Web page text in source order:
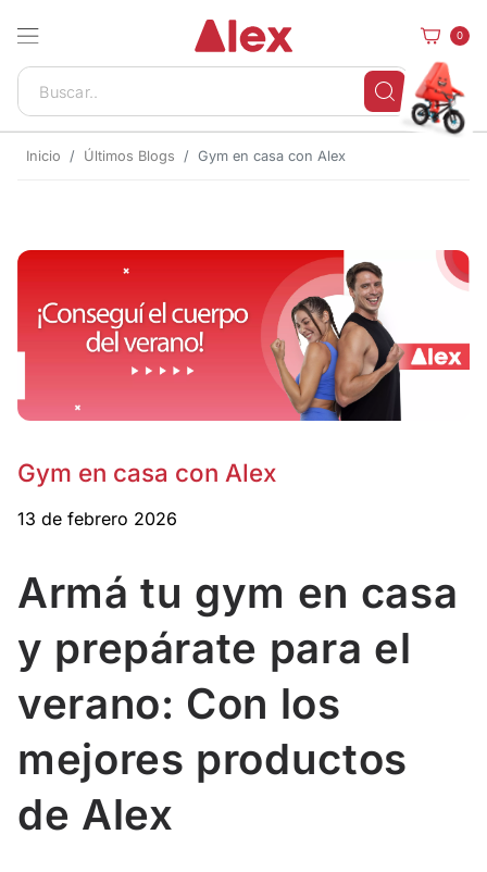
0
Inicio Últimos Blogs Gym en casa con Alex
Gym en casa con Alex
13 de febrero 2026
Armá tu gym en casa
y prepárate para el
verano: Con los
mejores productos
de Alex